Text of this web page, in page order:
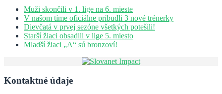
Muži skončili v 1. lige na 6. mieste
V našom tíme oficiálne pribudli 3 nové trénerky
Dievčatá v prvej sezóne všetkých potešili!
Starší žiaci obsadili v lige 5. miesto
Mladší žiaci „A“ sú bronzoví!
Kontaktné údaje